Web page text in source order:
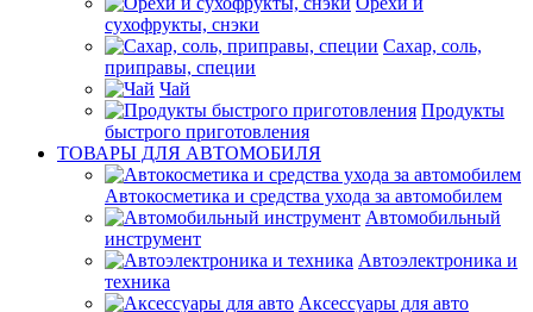
сухофрукты, снэки
Сахар, соль,
приправы, специи
Чай
Продукты
быстрого приготовления
ТОВАРЫ ДЛЯ АВТОМОБИЛЯ
Автокосметика и средства ухода за автомобилем
Автомобильный
инструмент
Автоэлектроника и
техника
Аксессуары для авто